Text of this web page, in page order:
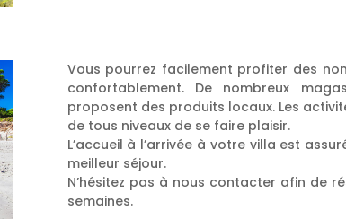
Vous pourrez facilement profiter des
confortablement. De nombreux
proposent des produits locaux. Les
de tous niveaux de se faire plaisir.
L’accueil à l’arrivée à votre villa est
meilleur séjour.
N’hésitez pas à nous contacter afin de
semaines.